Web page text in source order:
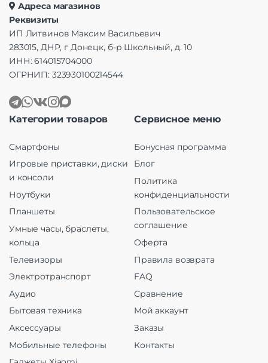
Адреса магазинов
Реквизиты
ИП Литвинов Максим Васильевич
283015, ДНР, г Донецк, б-р Школьный, д. 10
ИНН: 614015704000
ОГРНИП: 323930100214544
Категории товаров
Смартфоны
Игровые приставки, диски
и консоли
Ноутбуки
Планшеты
Умные часы, браслеты,
кольца
Телевизоры
Электротранспорт
Аудио
Бытовая техника
Аксессуары
Мобильные телефоны
Сервисное меню
Бонусная программа
Блог
Политика
конфиденциальности
Пользовательское
соглашение
Оферта
Правила возврата
FAQ
Сравнение
Мой аккаунт
Заказы
Контакты